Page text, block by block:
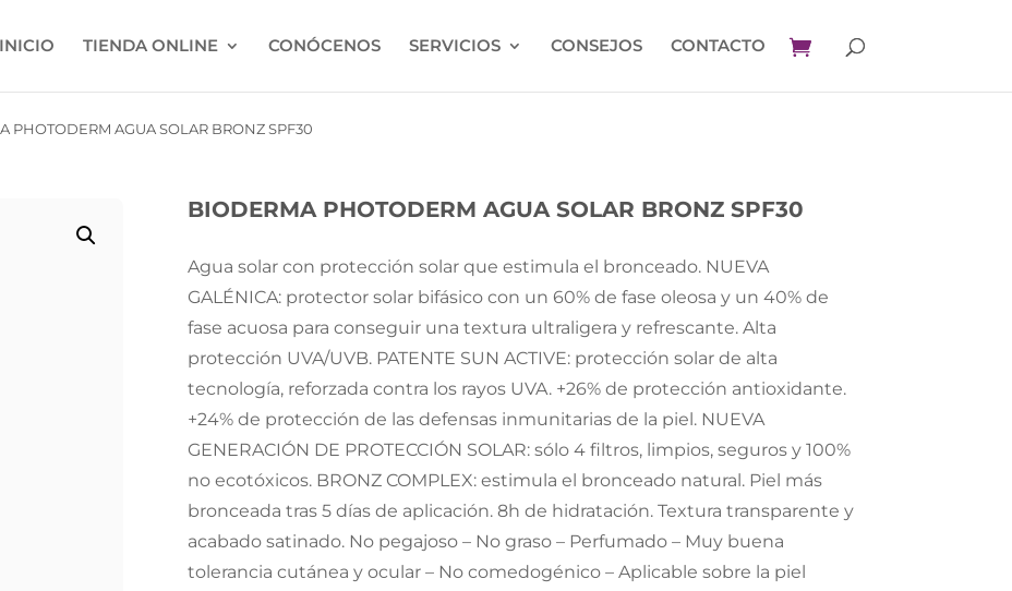
INICIO TIENDA ONLINE CONÓCENOS SERVICIOS CONSEJOS CONTACTO
PHOTODERM AGUA SOLAR BRONZ SPF30
BIODERMA PHOTODERM AGUA SOLAR BRONZ SPF30
Agua solar con protección solar que estimula el bronceado. NUEVA
GALÉNICA: protector solar bifásico con un 60% de fase oleosa y un 40% de
fase acuosa para conseguir una textura ultraligera y refrescante. Alta
protección UVA/UVB. PATENTE SUN ACTIVE: protección solar de alta
tecnología, reforzada contra los rayos UVA. +26% de protección antioxidante.
+24% de protección de las defensas inmunitarias de la piel. NUEVA
GENERACIÓN DE PROTECCIÓN SOLAR: sólo 4 filtros, limpios, seguros y 100%
no ecotóxicos. BRONZ COMPLEX: estimula el bronceado natural. Piel más
bronceada tras 5 días de aplicación. 8h de hidratación. Textura transparente y
acabado satinado. No pegajoso – No graso – Perfumado – Muy buena
tolerancia cutánea y ocular – No comedogénico – Aplicable sobre la piel